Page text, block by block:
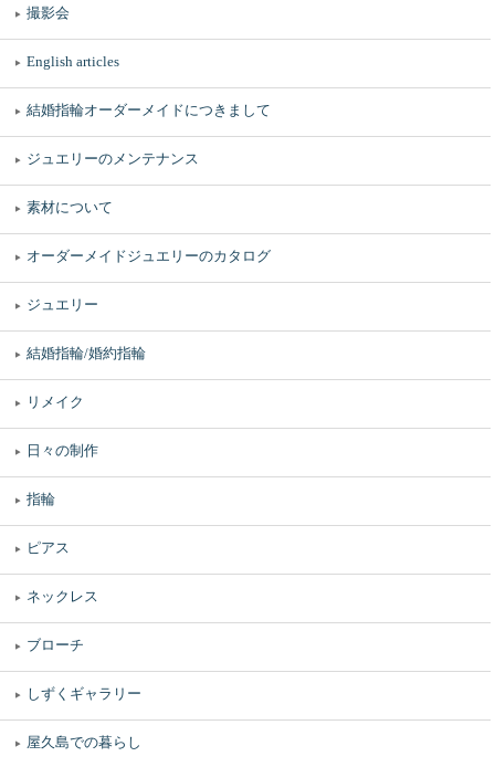
撮影会
English articles
結婚指輪オーダーメイドにつきまして
ジュエリーのメンテナンス
素材について
オーダーメイドジュエリーのカタログ
ジュエリー
結婚指輪/婚約指輪
リメイク
日々の制作
指輪
ピアス
ネックレス
ブローチ
しずくギャラリー
屋久島での暮らし